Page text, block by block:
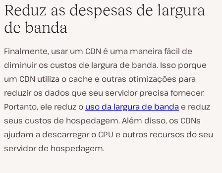
Reduz as despesas de largura
de banda
Finalmente, usar um CDN é uma maneira fácil de
diminuir os custos de largura de banda. Isso porque
um CDN utiliza o cache e outras otimizações para
reduzir os dados que seu servidor precisa fornecer.
Portanto, ele reduz o uso da largura de banda e reduz
seus custos de hospedagem. Além disso, os CDNs
ajudam a descarregar o CPU e outros recursos do seu
servidor de hospedagem.